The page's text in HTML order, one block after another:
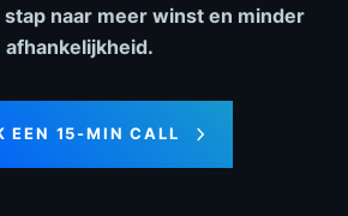
stap naar meer winst en minder
afhankelijkheid.
EEN 15-MIN CALL